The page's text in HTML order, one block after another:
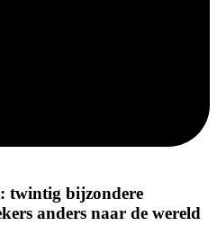
twintig bijzondere
anders naar de wereld